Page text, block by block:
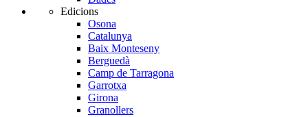
Edicions
Osona
Catalunya
Baix Monteseny
Berguedà
Camp de Tarragona
Garrotxa
Girona
Granollers